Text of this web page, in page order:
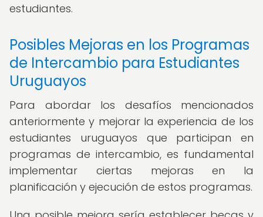
estudiantes.
Posibles Mejoras en los Programas
de Intercambio para Estudiantes
Uruguayos
Para abordar los desafíos mencionados
anteriormente y mejorar la experiencia de los
estudiantes uruguayos que participan en
programas de intercambio, es fundamental
implementar ciertas mejoras en la
planificación y ejecución de estos programas.